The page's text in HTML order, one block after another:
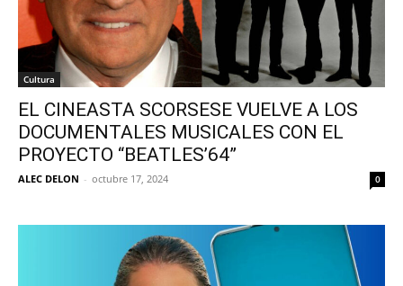
Cultura
EL CINEASTA SCORSESE VUELVE A LOS
DOCUMENTALES MUSICALES CON EL
PROYECTO “BEATLES’64”
ALEC DELON - octubre 17, 2024 0